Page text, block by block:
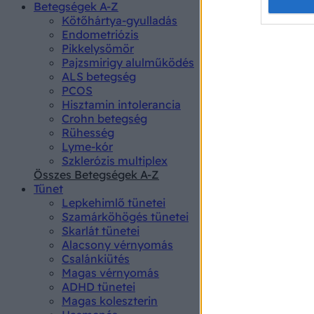
Betegségek A-Z
Kötőhártya-gyulladás
Endometriózis
Pikkelysömör
Pajzsmirigy alulműködés
ALS betegség
PCOS
Hisztamin intolerancia
Crohn betegség
Rühesség
Lyme-kór
Szklerózis multiplex
Összes Betegségek A-Z
Tünet
Lepkehimlő tünetei
Szamárköhögés tünetei
Skarlát tünetei
Alacsony vérnyomás
Csalánkiütés
Magas vérnyomás
ADHD tünetei
Magas koleszterin